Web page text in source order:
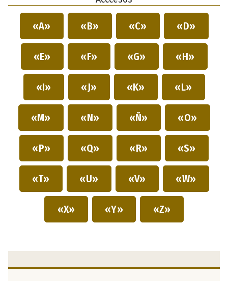
«A» «B» «C» «D»
«E» «F» «G» «H»
«I» «J» «K» «L»
«M» «N» «Ñ» «O»
«P» «Q» «R» «S»
«T» «U» «V» «W»
«X» «Y» «Z»